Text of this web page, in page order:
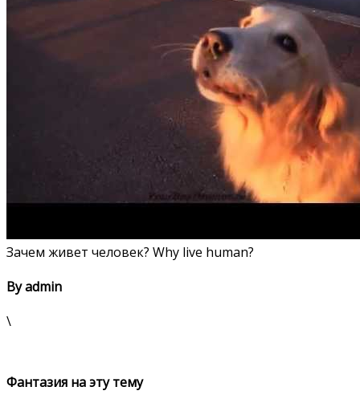
Зачем живет человек? Why live human?
By admin
\
Фантазия на эту тему